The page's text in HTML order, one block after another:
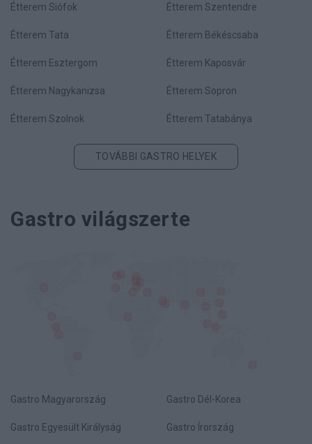
Étterem Siófok Étterem Szentendre
Étterem Tata Étterem Békéscsaba
Étterem Esztergom Étterem Kaposvár
Étterem Nagykanizsa Étterem Sopron
Étterem Szolnok Étterem Tatabánya
TOVÁBBI GASTRO HELYEK
Gastro világszerte
Gastro Magyarország Gastro Dél-Korea
Gastro Egyesült Királyság Gastro Írország